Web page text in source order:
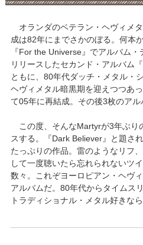
オランダのベテラン・ヘヴィメ
成は82年にまでさかのぼる。何本
『For the Universe』でアルバム
リリースしたセカンド・アルバム
ともに、80年代ダッチ・メタル・
ヘヴィメタル暗黒期を迎えつつあ
て05年に再結成。その後3枚のアル
この度、そんなMartyrが3年ぶり
スする。『Dark Believer』と題さ
たっぷりの作品。雷のようなリフ
して一度聴いたら忘れられないツ
数々。これぞヨーロピアン・ヘヴ
アルバムだ。80年代からタイムス
トラディショナル・メタル好きな